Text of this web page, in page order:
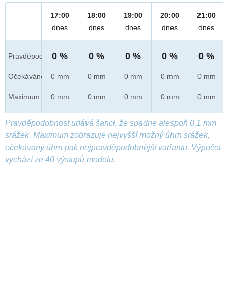
Pravděpod.
Očekáváno
Maximum
17:00
dnes
0 %
0 mm
0 mm
18:00
dnes
0 %
0 mm
0 mm
19:00
dnes
0 %
0 mm
0 mm
20:00
dnes
0 %
0 mm
0 mm
21:00
dnes
0 %
0 mm
0 mm
Pravděpodobnost udává šanci, že spadne alespoň 0,1 mm
srážek. Maximum zobrazuje nejvyšší možný úhrn srážek,
očekávaný úhrn pak nejpravděpodobnější variantu. Výpočet
vychází ze 40 výstupů modelu.